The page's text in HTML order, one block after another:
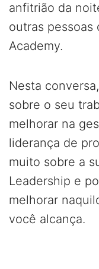
anfitrião da
outras pessoas
Academy.
Nesta
sobre o seu
melhorar na
liderança de
muito sobre a
Leadership e
melhorar
você alcança.